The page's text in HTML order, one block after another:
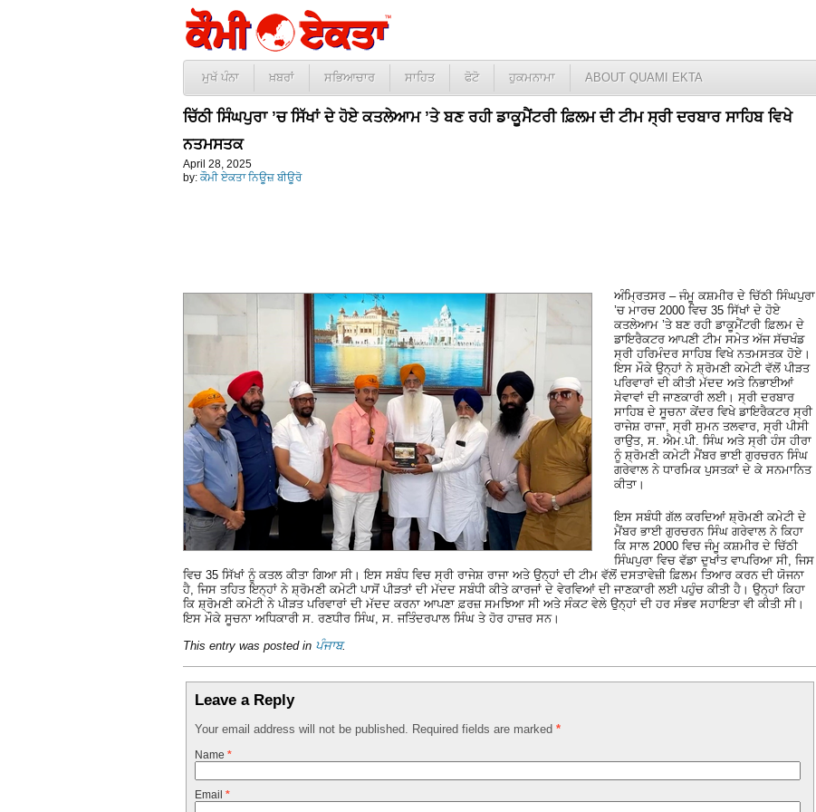
ਮੁਖੱ ਪੰਨਾ ਖ਼ਬਰਾਂ ਸਭਿਆਚਾਰ ਸਾਹਿਤ ਫੋਟੋ ਹੁਕਮਨਾਮਾ ABOUT QUAMI EKTA
ਚਿੱਠੀ ਸਿੰਘਪੁਰਾ ’ਚ ਸਿੱਖਾਂ ਦੇ ਹੋਏ ਕਤਲੇਆਮ ’ਤੇ ਬਣ ਰਹੀ ਡਾਕੂਮੈਂਟਰੀ ਫ਼ਿਲਮ ਦੀ ਟੀਮ ਸ੍ਰੀ ਦਰਬਾਰ ਸਾਹਿਬ ਵਿਖੇ
ਨਤਮਸਤਕ
April 28, 2025
by: ਕੌਮੀ ਏਕਤਾ ਨਿਊਜ਼ ਬੀਊਰੋ
ਅੰਮ੍ਰਿਤਸਰ – ਜੰਮੂ ਕਸ਼ਮੀਰ ਦੇ ਚਿੱਠੀ ਸਿੰਘਪੁਰਾ
’ਚ ਮਾਰਚ 2000 ਵਿਚ 35 ਸਿੱਖਾਂ ਦੇ ਹੋਏ
ਕਤਲੇਆਮ ’ਤੇ ਬਣ ਰਹੀ ਡਾਕੂਮੈਂਟਰੀ ਫ਼ਿਲਮ ਦੇ
ਡਾਇਰੈਕਟਰ ਆਪਣੀ ਟੀਮ ਸਮੇਤ ਅੱਜ ਸੱਚਖੰਡ
ਸ੍ਰੀ ਹਰਿਮੰਦਰ ਸਾਹਿਬ ਵਿਖੇ ਨਤਮਸਤਕ ਹੋਏ।
ਇਸ ਮੌਕੇ ਉਨ੍ਹਾਂ ਨੇ ਸ਼੍ਰੋਮਣੀ ਕਮੇਟੀ ਵੱਲੋਂ ਪੀੜਤ
ਪਰਿਵਾਰਾਂ ਦੀ ਕੀਤੀ ਮੱਦਦ ਅਤੇ ਨਿਭਾਈਆਂ
ਸੇਵਾਵਾਂ ਦੀ ਜਾਣਕਾਰੀ ਲਈ। ਸ੍ਰੀ ਦਰਬਾਰ
ਸਾਹਿਬ ਦੇ ਸੂਚਨਾ ਕੇਂਦਰ ਵਿਖੇ ਡਾਇਰੈਕਟਰ ਸ੍ਰੀ
ਰਾਜੇਸ਼ ਰਾਜਾ, ਸ੍ਰੀ ਸੁਮਨ ਤਲਵਾਰ, ਸ੍ਰੀ ਪੀਸੀ
ਰਾਉਤ, ਸ. ਐਮ.ਪੀ. ਸਿੰਘ ਅਤੇ ਸ੍ਰੀ ਹੰਸ ਹੀਰਾ
ਨੂੰ ਸ਼੍ਰੋਮਣੀ ਕਮੇਟੀ ਮੈਂਬਰ ਭਾਈ ਗੁਰਚਰਨ ਸਿੰਘ
ਗਰੇਵਾਲ ਨੇ ਧਾਰਮਿਕ ਪੁਸਤਕਾਂ ਦੇ ਕੇ ਸਨਮਾਨਿਤ
ਕੀਤਾ।
ਇਸ ਸਬੰਧੀ ਗੱਲ ਕਰਦਿਆਂ ਸ਼੍ਰੋਮਣੀ ਕਮੇਟੀ ਦੇ
ਮੈਂਬਰ ਭਾਈ ਗੁਰਚਰਨ ਸਿੰਘ ਗਰੇਵਾਲ ਨੇ ਕਿਹਾ
ਕਿ ਸਾਲ 2000 ਵਿਚ ਜੰਮੂ ਕਸ਼ਮੀਰ ਦੇ ਚਿੱਠੀ
ਸਿੰਘਪੁਰਾ ਵਿਚ ਵੱਡਾ ਦੁਖਾਂਤ ਵਾਪਰਿਆ ਸੀ, ਜਿਸ
ਵਿਚ 35 ਸਿੱਖਾਂ ਨੂੰ ਕਤਲ ਕੀਤਾ ਗਿਆ ਸੀ। ਇਸ ਸਬੰਧ ਵਿਚ ਸ੍ਰੀ ਰਾਜੇਸ਼ ਰਾਜਾ ਅਤੇ ਉਨ੍ਹਾਂ ਦੀ ਟੀਮ ਵੱਲੋਂ ਦਸਤਾਵੇਜ਼ੀ ਫ਼ਿਲਮ ਤਿਆਰ ਕਰਨ ਦੀ ਯੋਜਨਾ
ਹੈ, ਜਿਸ ਤਹਿਤ ਇਨ੍ਹਾਂ ਨੇ ਸ਼੍ਰੋਮਣੀ ਕਮੇਟੀ ਪਾਸੋਂ ਪੀੜਤਾਂ ਦੀ ਮੱਦਦ ਸਬੰਧੀ ਕੀਤੇ ਕਾਰਜਾਂ ਦੇ ਵੇਰਵਿਆਂ ਦੀ ਜਾਣਕਾਰੀ ਲਈ ਪਹੁੰਚ ਕੀਤੀ ਹੈ। ਉਨ੍ਹਾਂ ਕਿਹਾ
ਕਿ ਸ਼੍ਰੋਮਣੀ ਕਮੇਟੀ ਨੇ ਪੀੜਤ ਪਰਿਵਾਰਾਂ ਦੀ ਮੱਦਦ ਕਰਨਾ ਆਪਣਾ ਫ਼ਰਜ਼ ਸਮਝਿਆ ਸੀ ਅਤੇ ਸੰਕਟ ਵੇਲੇ ਉਨ੍ਹਾਂ ਦੀ ਹਰ ਸੰਭਵ ਸਹਾਇਤਾ ਵੀ ਕੀਤੀ ਸੀ।
ਇਸ ਮੌਕੇ ਸੂਚਨਾ ਅਧਿਕਾਰੀ ਸ. ਰਣਧੀਰ ਸਿੰਘ, ਸ. ਜਤਿੰਦਰਪਾਲ ਸਿੰਘ ਤੇ ਹੋਰ ਹਾਜ਼ਰ ਸਨ।
This entry was posted in ਪੰਜਾਬ.
Leave a Reply
Your email address will not be published. Required fields are marked *
Name *
Email *